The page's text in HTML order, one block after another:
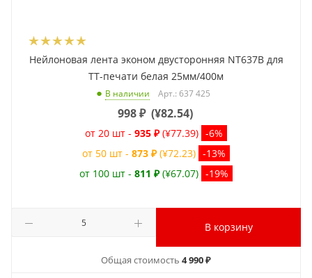
Нейлоновая лента эконом двусторонняя NT637B для
ТТ-печати белая 25мм/400м
В наличии Арт.: 637 425
998₽ (¥82.54)
от 20 шт - 935 ₽ (¥77.39) -6%
от 50 шт - 873 ₽ (¥72.23) -13%
от 100 шт - 811 ₽ (¥67.07) -19%
В корзину
Общая стоимость 4 990 ₽